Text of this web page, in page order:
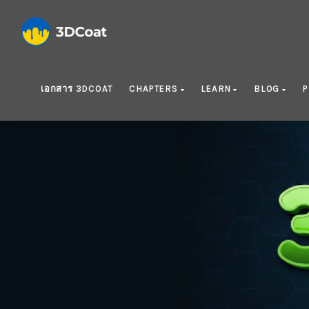
เอกสาร 3DCOAT CHAPTERS LEARN BLOG